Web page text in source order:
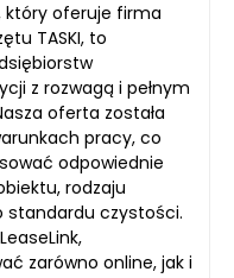
który oferuje firma
TASKI, to
z rozwagą i pełnym
oferta została
pracy, co
odpowiednie
rodzaju
standardu czystości.
zarówno online, jak i